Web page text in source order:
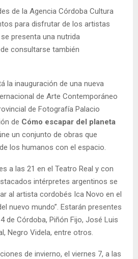
de la Agencia Córdoba Cultura
para disfrutar de los artistas
presenta una nutrida
consultarse también
la inauguración de una nueva
de Arte Contemporáneo
de Fotografía Palacio
de Cómo escapar del planeta
un conjunto de obras que
los humanos con el espacio.
a las 21 en el Teatro Real y con
intérpretes argentinos se
al artista cordobés Ica Novo en el
nuevo mundo”. Estarán presentes
de Córdoba, Piñón Fijo, José Luis
Negro Videla, entre otros.
de invierno, el viernes 7, a las